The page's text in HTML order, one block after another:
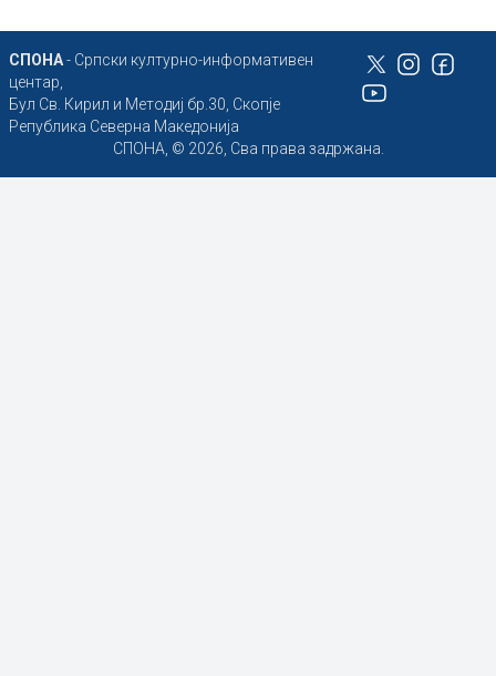
СПОНА- Српски културно-информативен
центар,
Бул Св. Кирил и Методиј бр.30, Скопје
Република Северна Македонија
СПОНА, © 2026, Сва права задржана.